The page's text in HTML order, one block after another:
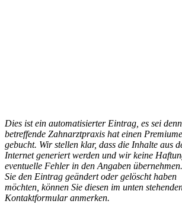
Dies ist ein automatisierter Eintrag, es sei
betreffende Zahnarztpraxis hat einen
gebucht. Wir stellen klar, dass die Inhalte aus
Internet generiert werden und wir keine
eventuelle Fehler in den Angaben
Sie den Eintrag geändert oder gelöscht haben
möchten, können Sie diesen im unten
Kontaktformular anmerken.